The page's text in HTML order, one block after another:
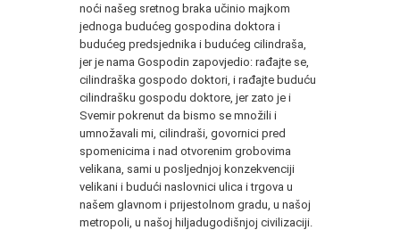
noći našeg sretnog braka učinio majkom
jednoga budućeg gospodina doktora i
budućeg predsjednika i budućeg cilindraša,
jer je nama Gospodin zapovjedio: rađajte se,
cilindraška gospodo doktori, i rađajte buduću
cilindrašku gospodu doktore, jer zato je i
Svemir pokrenut da bismo se množili i
umnožavali mi, cilindraši, govornici pred
spomenicima i nad otvorenim grobovima
velikana, sami u posljednjoj konzekvenciji
velikani i budući naslovnici ulica i trgova u
našem glavnom i prijestolnom gradu, u našoj
metropoli, u našoj hiljadugodišnjoj civilizaciji.